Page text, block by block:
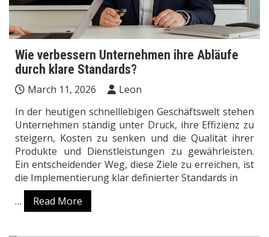
Wie verbessern Unternehmen ihre Abläufe
durch klare Standards?
March 11, 2026
Leon
In der heutigen schnelllebigen Geschäftswelt stehen
Unternehmen ständig unter Druck, ihre Effizienz zu
steigern, Kosten zu senken und die Qualität ihrer
Produkte und Dienstleistungen zu gewährleisten.
Ein entscheidender Weg, diese Ziele zu erreichen, ist
die Implementierung klar definierter Standards in
…
Read More